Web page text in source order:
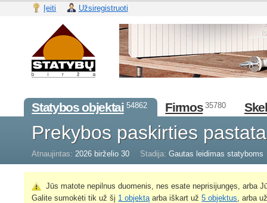
Įeiti Užsiregistruoti
Statybos objektai 54862 Firmos 35780
Prekybos paskirties
Atnaujintas: 2026 birželio 30 Stadija: Gautas leidimas statyboms
Jūs matote nepilnus duomenis, nes esate neprisijungęs, arba
Galite sumokėti tik už šį 1 objektą arba iškart už5 objektus , arba